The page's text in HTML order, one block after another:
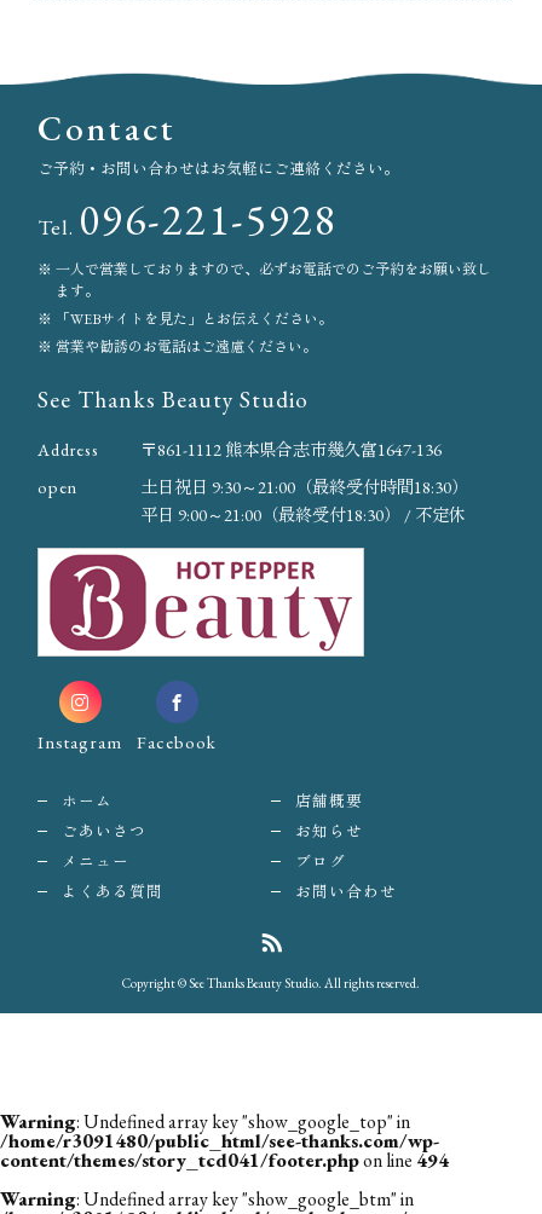
Contact
ご予約・お問い合わせはお気軽にご連絡ください。
Tel. 096-221-5928⁡
一人で営業しておりますので、必ずお電話でのご予約をお願い致し
ます。
「WEBサイトを見た」とお伝えください。
営業や勧誘のお電話はご遠慮ください。
See Thanks Beauty Studio
Address
〒861-1112 熊本県合志市幾久富1647-136
open
土日祝日 9:30～21:00（最終受付時間18:30）
平日 9:00～21:00（最終受付18:30） / 不定休
Instagram Facebook
ホーム
ごあいさつ
メニュー
よくある質問
店舗概要
お知らせ
ブログ
お問い合わせ
Copyright © See Thanks Beauty Studio. All rights reserved.
Warning: Undefined array key "show_google_top" in
/home/r3091480/public_html/see-thanks.com/wp-
content/themes/story_tcd041/footer.phpon line 494
Warning: Undefined array key "show_google_btm" in